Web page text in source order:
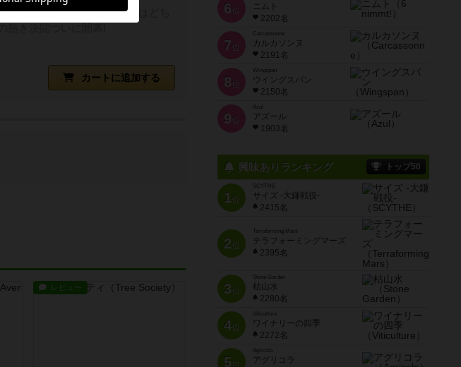
次期ギルドマスターになるのはどち
カートに追加する
レビュー
6 位
ニムト
2202名
7 位
Carcassonne
カルカソンヌ
2191名
8 位
Wingspan
ウイングスパン
2150名
9 位
Azul
アズール
1903名
興味ありランキング トップ50
1位
SCYTHE
サイズ -大鎌戦役-
2415名
2位
Terraforming Mars
テラフォーミングマーズ
2395名
3位
Stone Garden
枯山水
2280名
4位
Viticulture
ワイナリーの四季
2272名
5位
Agricola
アグリコラ